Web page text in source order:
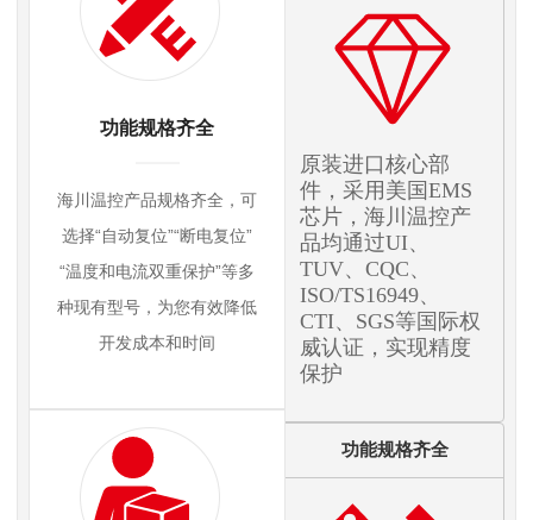
功能规格齐全
海川温控产品规格齐全，可
选择“自动复位”“断电复位”
“温度和电流双重保护”等多
种现有型号，为您有效降低
开发成本和时间
原装进口核心部
件，采用美国EMS
芯片，海川温控产
品均通过UI、
TUV、CQC、
ISO/TS16949、
CTI、SGS等国际权
威认证，实现精度
保护
功能规格齐全